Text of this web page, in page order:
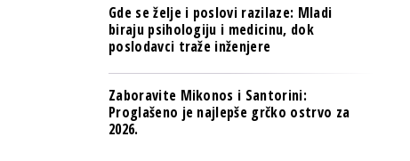
Gde se želje i poslovi razilaze: Mladi
biraju psihologiju i medicinu, dok
poslodavci traže inženjere
Zaboravite Mikonos i Santorini:
Proglašeno je najlepše grčko ostrvo za
2026.